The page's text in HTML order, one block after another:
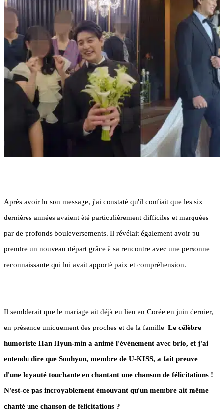
Après avoir lu son message, j'ai constaté qu'il confiait que les six
dernières années avaient été particulièrement difficiles et marquées
par de profonds bouleversements. Il révélait également avoir pu
prendre un nouveau départ grâce à sa rencontre avec une personne
reconnaissante qui lui avait apporté paix et compréhension.
Il semblerait que le mariage ait déjà eu lieu en Corée en juin dernier,
en présence uniquement des proches et de la famille. Le célèbre
humoriste Han Hyun-min a animé l'événement avec brio, et j'ai
entendu dire que Soohyun, membre de U-KISS, a fait preuve
d'une loyauté touchante en chantant une chanson de félicitations !
N'est-ce pas incroyablement émouvant qu'un membre ait même
chanté une chanson de félicitations ?